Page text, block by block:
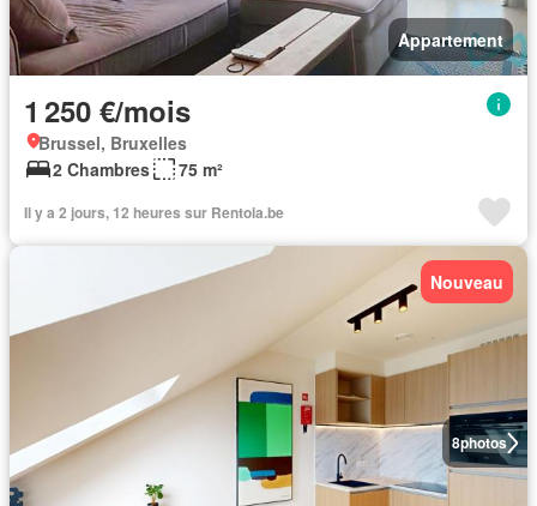
Appartement
1 250 €/mois
Brussel, Bruxelles
2 Chambres
75 m²
Il y a 2 jours, 12 heures sur Rentola.be
8photos
Nouveau